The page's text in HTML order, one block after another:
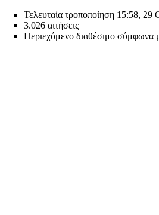
Τελευταία τροποποίηση 15:58, 29
3.026 αιτήσεις
Περιεχόμενο διαθέσιμο σύμφωνα